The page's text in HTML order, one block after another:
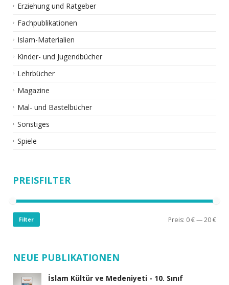
Erziehung und Ratgeber
Fachpublikationen
Islam-Materialien
Kinder- und Jugendbücher
Lehrbücher
Magazine
Mal- und Bastelbücher
Sonstiges
Spiele
PREISFILTER
Filter Preis: 0 €—20 €
NEUE PUBLIKATIONEN
İslam Kültür ve Medeniyeti - 10. Sınıf